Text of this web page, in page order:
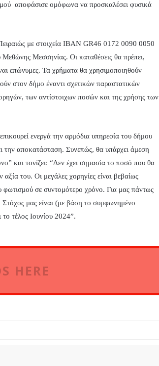
αποφάσισε ομόφωνα να προσκαλέσει φυσικά
με στοιχεία ΙΒΑΝ GR46 0172 0090 0050
Μεσσηνίας. Οι καταθέσεις θα πρέπει,
επώνυμες. Τα χρήματα θα χρησιμοποιηθούν
στον δήμο έναντι σχετικών παραστατικών
των αντίστοιχων ποσών και της χρήσης των
ενεργά την αρμόδια υπηρεσία του δήμου
την αποκατάσταση. Συνεπώς, θα υπάρχει άμεση
και τονίζει: “Δεν έχει σημασία το ποσό που θα
του. Οι μεγάλες χορηγίες είναι βεβαίως
φωτισμού σε συντομότερο χρόνο. Για μας πάντως
Στόχος μας είναι (με βάση το συμφωνημένο
τέλος Ιουνίου 2024”.
HERE